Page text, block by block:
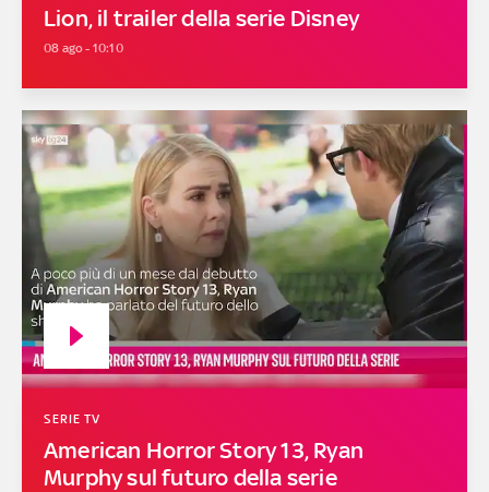
Lion, il trailer della serie Disney
08 ago - 10:10
American Horror Story 13, Ryan
Murphy sul futuro della serie
SERIE TV